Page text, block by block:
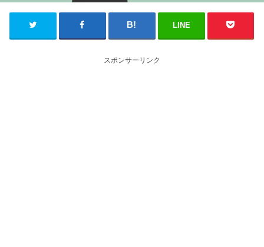
LINE
スポンサーリンク